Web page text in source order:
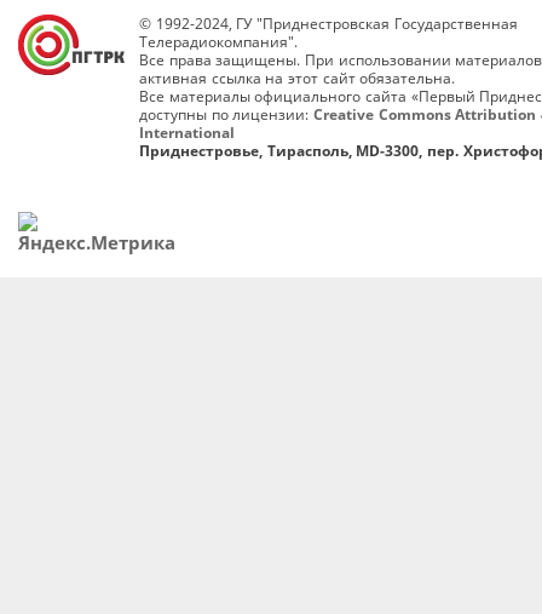
© 1992-2024, ГУ "Приднестровская Государственная
Телерадиокомпания".
Все права защищены. При использовании
активная ссылка на этот сайт обязательна.
Все материалы официального сайта «Первый
доступны по лицензии: Creative Commons Attribution
International
Приднестровье, Тирасполь, MD-3300, пер.